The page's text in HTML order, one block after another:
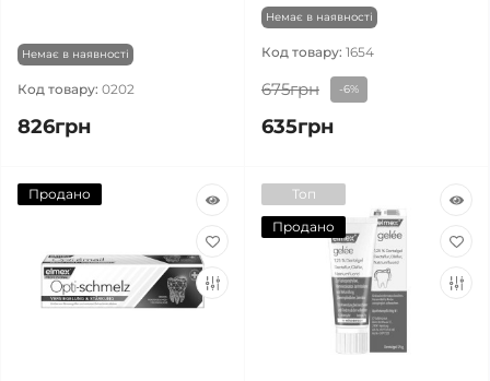
Немає в наявності
Код товару: 0202
826грн
Немає в наявності
Код товару: 1654
675грн -6%
635грн
Продано
Топ
Продано